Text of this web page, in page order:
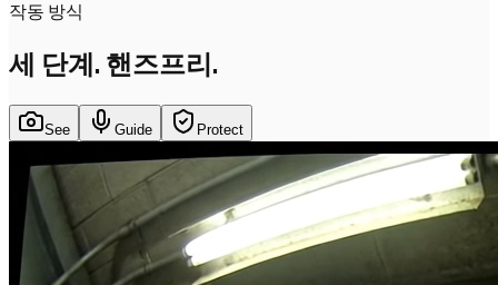
작동 방식
세 단계. 핸즈프리.
See Guide Protect